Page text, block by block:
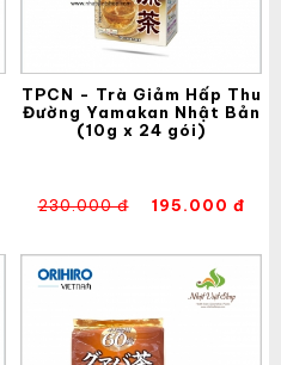
TPCN - Trà Giảm Hấp Thu
Đường Yamakan Nhật Bản
(10g x 24 gói)
230.000 đ 195.000 đ